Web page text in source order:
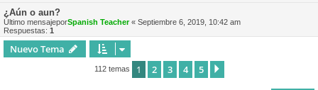
¿Aún o aun?
Último mensajeporSpanish Teacher« Septiembre 6, 2019, 10:42 am
Respuestas: 1
Nuevo Tema
112 temas 1 2 3 4 5